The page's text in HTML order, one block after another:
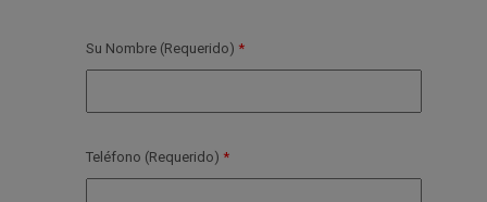
Su Nombre (Requerido)
Teléfono (Requerido)